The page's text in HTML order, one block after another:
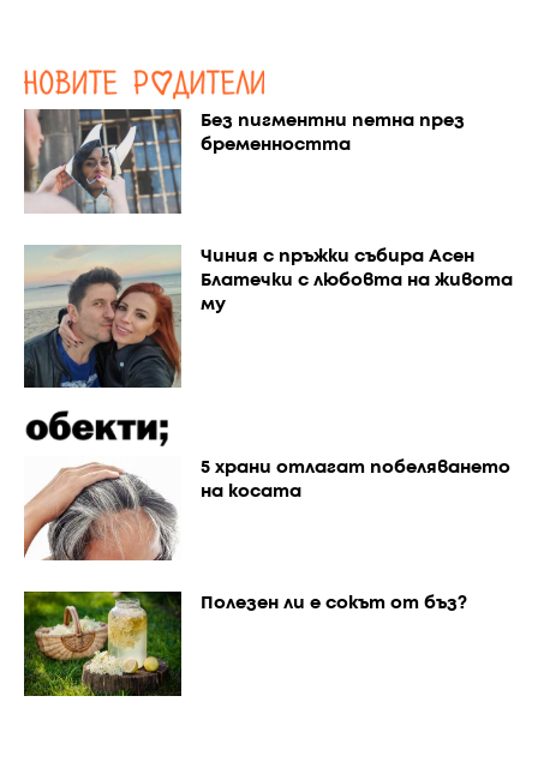
Без пигментни петна през
бременността
Чиния с пръжки събира Асен
Блатечки с любовта на живота
му
5 храни отлагат побеляването
на косата
Полезен ли е сокът от бъз?